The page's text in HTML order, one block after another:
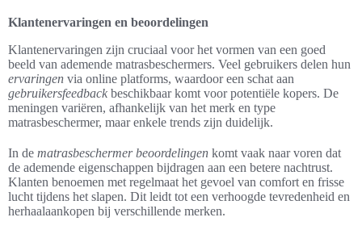
Klantenervaringen en beoordelingen
Klantenervaringen zijn cruciaal voor het vormen van een goed
beeld van ademende matrasbeschermers. Veel gebruikers delen hun
ervaringen via online platforms, waardoor een schat aan
gebruikersfeedback beschikbaar komt voor potentiële kopers. De
meningen variëren, afhankelijk van het merk en type
matrasbeschermer, maar enkele trends zijn duidelijk.
In de matrasbeschermer beoordelingen komt vaak naar voren dat
de ademende eigenschappen bijdragen aan een betere nachtrust.
Klanten benoemen met regelmaat het gevoel van comfort en frisse
lucht tijdens het slapen. Dit leidt tot een verhoogde tevredenheid en
herhaalaankopen bij verschillende merken.